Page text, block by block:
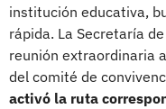
institución educativa,
rápida. La Secretaría
reunión extraordinaria
del comité de
activó la ruta